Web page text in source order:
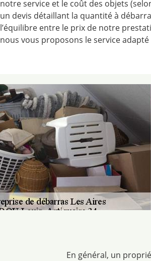
notre service et le coût des objets
un devis détaillant la quantité à
l’équilibre entre le prix de notre
nous vous proposons le service
En général, un